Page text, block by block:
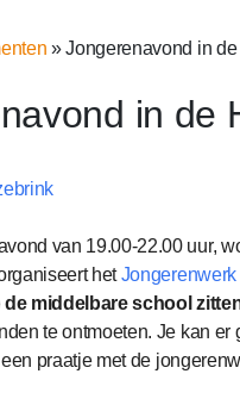
»Jongerenavond in
in de
van 19.00-22.00 uur,
hetJongerenwerk
middelbare school
te ontmoeten. Je kan
praatje met de